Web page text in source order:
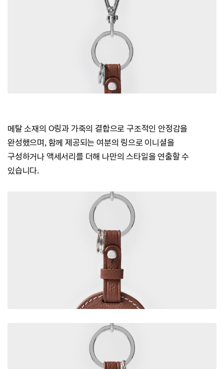
메탈 소재의 O링과 가죽의 결합으로 구조적인 안정감을
완성했으며, 함께 제공되는 여분의 링으로 이니셜을
구성하거나 액세서리를 더해 나만의 스타일을 연출할 수
있습니다.